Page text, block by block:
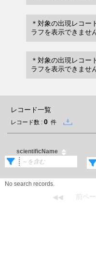
＊対象の出現レコー
ラフを表示できませ
＊対象の出現レコー
ラフを表示できませ
レコード一覧
レコード数 : 0 件
scientificName
No search records.